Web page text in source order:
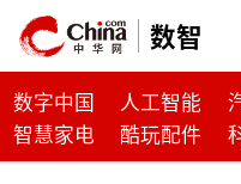
数智
数字中国 人工智能
智慧家电
酷玩配件